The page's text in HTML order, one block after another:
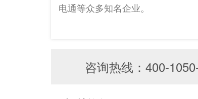
电通等众多知名企业。
咨询热线：400-